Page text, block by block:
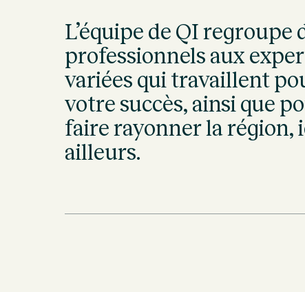
L’équipe de QI regroupe
professionnels aux
variées qui travaillent
votre succès, ainsi que
faire rayonner la région,
ailleurs.